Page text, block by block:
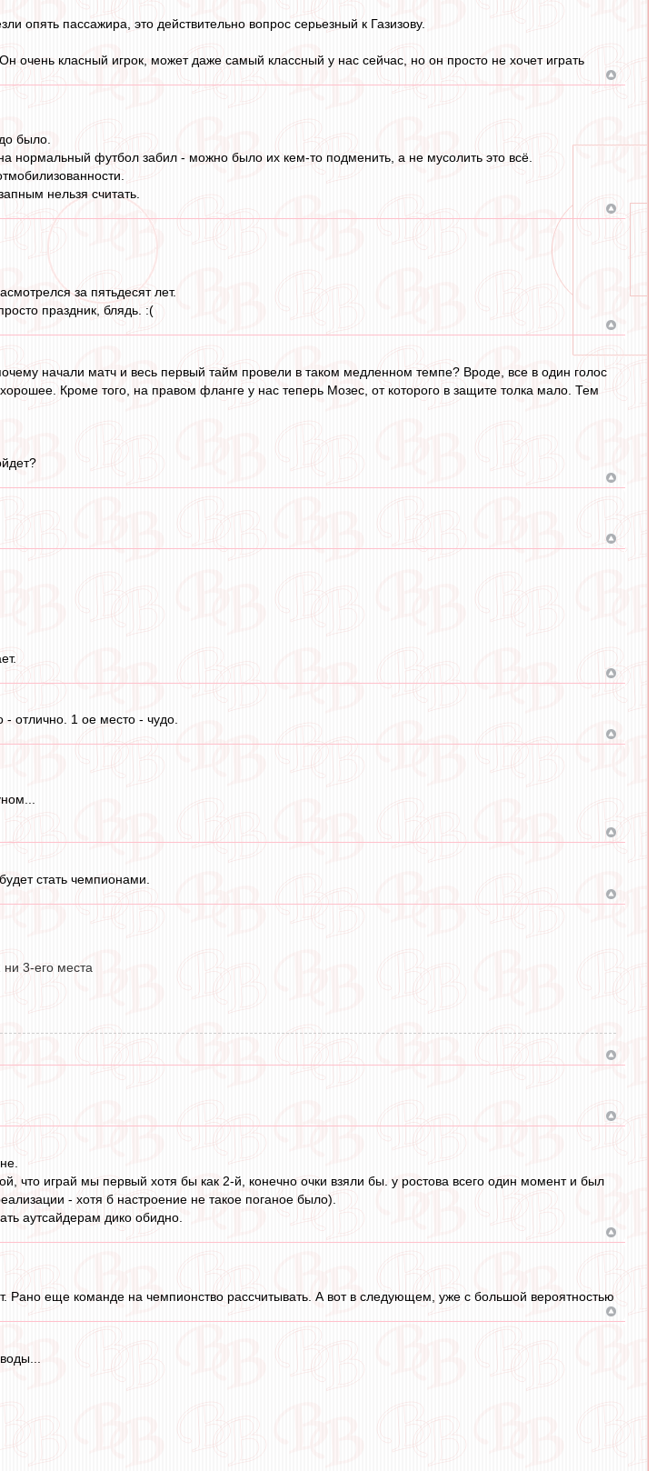
опять пассажира, это действительно вопрос серьезный к Газизову.
очень класный игрок, может даже самый классный у нас сейчас, но он просто не хочет играть
было.
нормальный футбол забил - можно было их кем-то подменить, а не мусолить это всё.
нельзя считать.
за пятьдесят лет.
праздник, блядь. :(
начали матч и весь первый тайм провели в таком медленном темпе? Вроде, все в один голос
Кроме того, на правом фланге у нас теперь Мозес, от которого в защите толка мало. Тем
отлично. 1 ое место - чудо.
стать чемпионами.
3-его места
что играй мы первый хотя бы как 2-й, конечно очки взяли бы. у ростова всего один момент и был
- хотя б настроение не такое поганое было).
аутсайдерам дико обидно.
Рано еще команде на чемпионство рассчитывать. А вот в следующем, уже с большой вероятностью